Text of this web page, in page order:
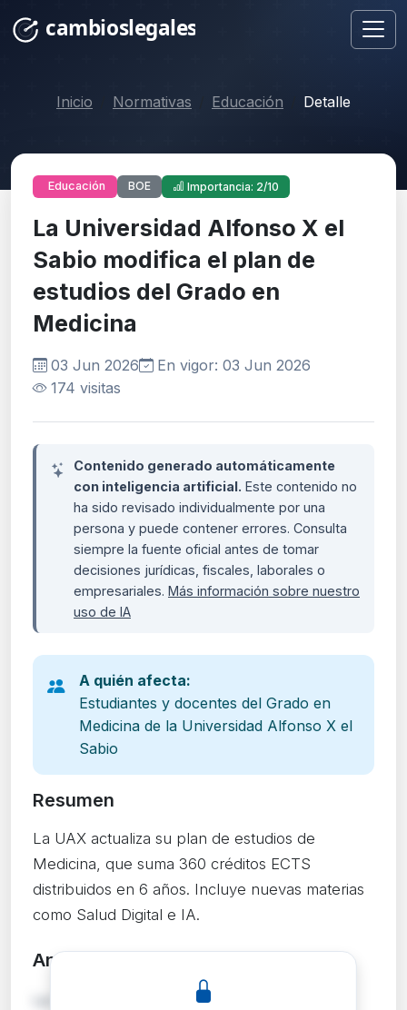
Inicio Normativas Educación Detalle
Educación BOE Importancia: 2/10
La Universidad Alfonso X el
Sabio modifica el plan de
estudios del Grado en
Medicina
03 Jun 2026
En vigor: 03 Jun 2026
174 visitas
Contenido generado automáticamente
con inteligencia artificial. Este contenido no
ha sido revisado individualmente por una
persona y puede contener errores. Consulta
siempre la fuente oficial antes de tomar
decisiones jurídicas, fiscales, laborales o
empresariales. Más información sobre nuestro
uso de IA
A quién afecta:
Estudiantes y docentes del Grado en
Medicina de la Universidad Alfonso X el
Sabio
Resumen
La UAX actualiza su plan de estudios de
Medicina, que suma 360 créditos ECTS
distribuidos en 6 años. Incluye nuevas materias
como Salud Digital e IA.
Análisis detallado
La Universidad Alfonso X el Sabio publica la